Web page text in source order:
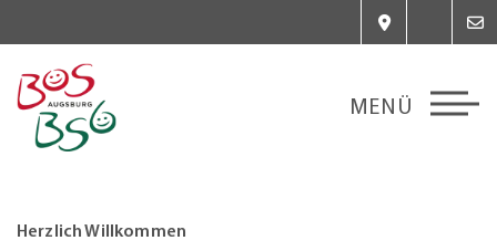
Herzlich Willkommen